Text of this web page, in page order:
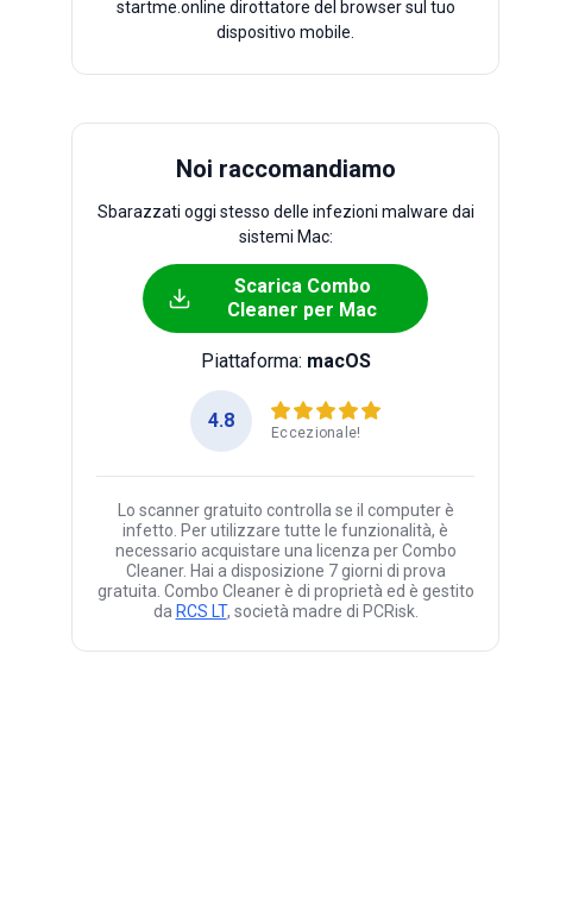
startme.online dirottatore del browser sul tuo
dispositivo mobile.
Noi raccomandiamo
Sbarazzati oggi stesso delle infezioni malware dai
sistemi Mac:
Scarica Combo
Cleaner per Mac
Piattaforma: macOS
4.8
Eccezionale!
Lo scanner gratuito controlla se il computer è
infetto. Per utilizzare tutte le funzionalità, è
necessario acquistare una licenza per Combo
Cleaner. Hai a disposizione 7 giorni di prova
gratuita. Combo Cleaner è di proprietà ed è gestito
da RCS LT, società madre di PCRisk.